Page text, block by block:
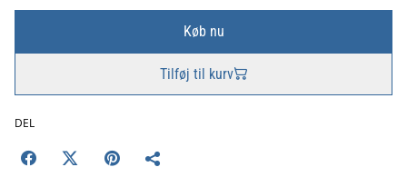
Køb nu
Tilføj til kurv
DEL